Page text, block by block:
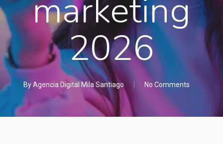
marketing
2026
ByAgencia Digital Mila Santiago No Comments